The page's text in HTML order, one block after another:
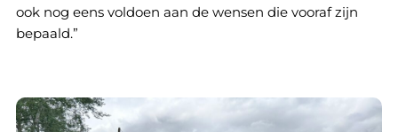
ook nog eens voldoen aan de wensen die vooraf zijn
bepaald.”